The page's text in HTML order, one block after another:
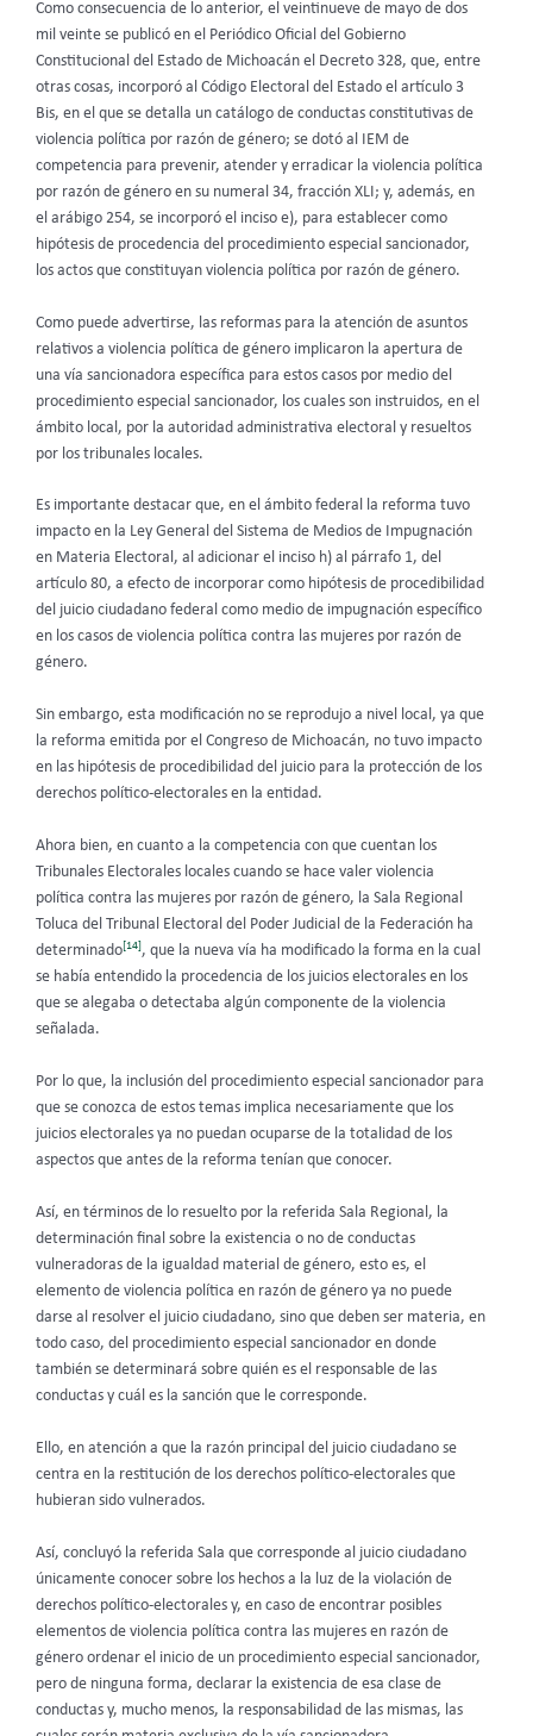
Como consecuencia de lo anterior, el veintinueve de mayo de dos
mil veinte se publicó en el Periódico Oficial del Gobierno
Constitucional del Estado de Michoacán el Decreto 328, que, entre
otras cosas, incorporó al Código Electoral del Estado el artículo 3
Bis, en el que se detalla un catálogo de conductas constitutivas de
violencia política por razón de género; se dotó al IEM de
competencia para prevenir, atender y erradicar la violencia política
por razón de género en su numeral 34, fracción XLI; y, además, en
el arábigo 254, se incorporó el inciso e), para establecer como
hipótesis de procedencia del procedimiento especial sancionador,
los actos que constituyan violencia política por razón de género.
Como puede advertirse, las reformas para la atención de asuntos
relativos a violencia política de género implicaron la apertura de
una vía sancionadora específica para estos casos por medio del
procedimiento especial sancionador, los cuales son instruidos, en el
ámbito local, por la autoridad administrativa electoral y resueltos
por los tribunales locales.
Es importante destacar que, en el ámbito federal la reforma tuvo
impacto en la Ley General del Sistema de Medios de Impugnación
en Materia Electoral, al adicionar el inciso h) al párrafo 1, del
artículo 80, a efecto de incorporar como hipótesis de procedibilidad
del juicio ciudadano federal como medio de impugnación específico
en los casos de violencia política contra las mujeres por razón de
género.
Sin embargo, esta modificación no se reprodujo a nivel local, ya que
la reforma emitida por el Congreso de Michoacán, no tuvo impacto
en las hipótesis de procedibilidad del juicio para la protección de los
derechos político-electorales en la entidad.
Ahora bien, en cuanto a la competencia con que cuentan los
Tribunales Electorales locales cuando se hace valer violencia
política contra las mujeres por razón de género, la Sala Regional
Toluca del Tribunal Electoral del Poder Judicial de la Federación ha
determinado[14], que la nueva vía ha modificado la forma en la cual
se había entendido la procedencia de los juicios electorales en los
que se alegaba o detectaba algún componente de la violencia
señalada.
Por lo que, la inclusión del procedimiento especial sancionador para
que se conozca de estos temas implica necesariamente que los
juicios electorales ya no puedan ocuparse de la totalidad de los
aspectos que antes de la reforma tenían que conocer.
Así, en términos de lo resuelto por la referida Sala Regional, la
determinación final sobre la existencia o no de conductas
vulneradoras de la igualdad material de género, esto es, el
elemento de violencia política en razón de género ya no puede
darse al resolver el juicio ciudadano, sino que deben ser materia, en
todo caso, del procedimiento especial sancionador en donde
también se determinará sobre quién es el responsable de las
conductas y cuál es la sanción que le corresponde.
Ello, en atención a que la razón principal del juicio ciudadano se
centra en la restitución de los derechos político-electorales que
hubieran sido vulnerados.
Así, concluyó la referida Sala que corresponde al juicio ciudadano
únicamente conocer sobre los hechos a la luz de la violación de
derechos político-electorales y, en caso de encontrar posibles
elementos de violencia política contra las mujeres en razón de
género ordenar el inicio de un procedimiento especial sancionador,
pero de ninguna forma, declarar la existencia de esa clase de
conductas y, mucho menos, la responsabilidad de las mismas, las